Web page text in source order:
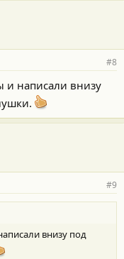
#8
и написали внизу
#9
внизу под